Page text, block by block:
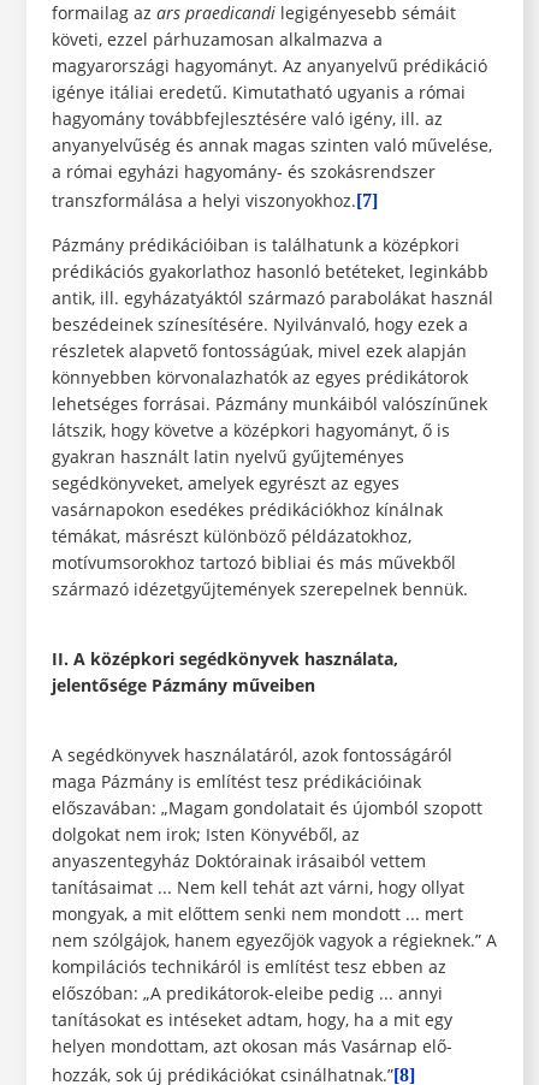
formailag az ars praedicandilegigényesebb sémáit
követi, ezzel párhuzamosan alkalmazva a
magyarországi hagyományt. Az anyanyelvű prédikáció
igénye itáliai eredetű. Kimutatható ugyanis a római
hagyomány továbbfejlesztésére való igény, ill. az
anyanyelvűség és annak magas szinten való művelése,
a római egyházi hagyomány- és szokásrendszer
transzformálása a helyi viszonyokhoz.[7]
Pázmány prédikációiban is találhatunk a középkori
prédikációs gyakorlathoz hasonló betéteket, leginkább
antik, ill. egyházatyáktól származó parabolákat használ
beszédeinek színesítésére. Nyilvánvaló, hogy ezek a
részletek alapvető fontosságúak, mivel ezek alapján
könnyebben körvonalazhatók az egyes prédikátorok
lehetséges forrásai. Pázmány munkáiból valószínűnek
látszik, hogy követve a középkori hagyományt, ő is
gyakran használt latin nyelvű gyűjteményes
segédkönyveket, amelyek egyrészt az egyes
vasárnapokon esedékes prédikációkhoz kínálnak
témákat, másrészt különböző példázatokhoz,
motívumsorokhoz tartozó bibliai és más művekből
származó idézetgyűjtemények szerepelnek bennük.
II. A középkori segédkönyvek használata,
jelentősége Pázmány műveiben
A segédkönyvek használatáról, azok fontosságáról
maga Pázmány is említést tesz prédikációinak
előszavában: „Magam gondolatait és újomból szopott
dolgokat nem irok; Isten Könyvéből, az
anyaszentegyház Doktórainak irásaiból vettem
tanításaimat ... Nem kell tehát azt várni, hogy ollyat
mongyak, a mit előttem senki nem mondott ... mert
nem szólgájok, hanem egyezőjök vagyok a régieknek.” A
kompilációs technikáról is említést tesz ebben az
előszóban: „A predikátorok-eleibe pedig ... annyi
tanításokat es intéseket adtam, hogy, ha a mit egy
helyen mondottam, azt okosan más Vasárnap elő-
hozzák, sok új prédikációkat csinálhatnak.”[8]